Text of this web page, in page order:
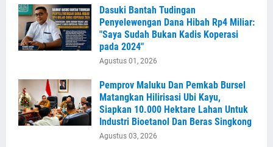
Dasuki Bantah Tudingan
Penyelewengan Dana Hibah Rp4 Miliar:
"Saya Sudah Bukan Kadis Koperasi
pada 2024"
Agustus 01, 2026
Pemprov Maluku Dan Pemkab Bursel
Matangkan Hilirisasi Ubi Kayu,
Siapkan 10.000 Hektare Lahan Untuk
Industri Bioetanol Dan Beras Singkong
Agustus 03, 2026